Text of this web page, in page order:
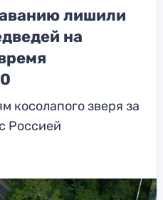
лишили
на
косолапого зверя за
Россией